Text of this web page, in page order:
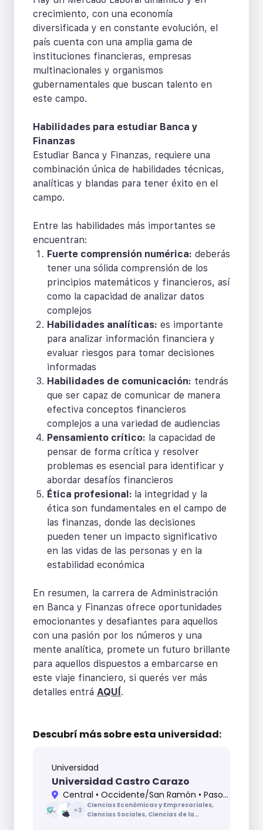
crecimiento, con una economía
diversificada y en constante evolución, el
país cuenta con una amplia gama de
instituciones financieras, empresas
multinacionales y organismos
gubernamentales que buscan talento en
este campo.
Habilidades para estudiar Banca y
Finanzas
Estudiar Banca y Finanzas, requiere una
combinación única de habilidades técnicas,
analíticas y blandas para tener éxito en el
campo.
Entre las habilidades más importantes se
encuentran:
Fuerte comprensión numérica: deberás
tener una sólida comprensión de los
principios matemáticos y financieros, así
como la capacidad de analizar datos
complejos
Habilidades analíticas: es importante
para analizar información financiera y
evaluar riesgos para tomar decisiones
informadas
Habilidades de comunicación: tendrás
que ser capaz de comunicar de manera
efectiva conceptos financieros
complejos a una variedad de audiencias
Pensamiento crítico: la capacidad de
pensar de forma crítica y resolver
problemas es esencial para identificar y
abordar desafíos financieros
Ética profesional: la integridad y la
ética son fundamentales en el campo de
las finanzas, donde las decisiones
pueden tener un impacto significativo
en las vidas de las personas y en la
estabilidad económica
En resumen, la carrera de Administración
en Banca y Finanzas ofrece oportunidades
emocionantes y desafiantes para aquellos
con una pasión por los números y una
mente analítica, promete un futuro brillante
para aquellos dispuestos a embarcarse en
este viaje financiero, si querés ver más
detalles entrá AQUÍ .
Descubrí más sobreesta universidad:
Universidad
Universidad Castro Carazo
Central • Occidente/San Ramón • Paso Canoas • Puntarenas • Puriscal • Pérez Zeledón
+3
Ciencias Económicas y Empresariales,
Ciencias Sociales, Ciencias de la